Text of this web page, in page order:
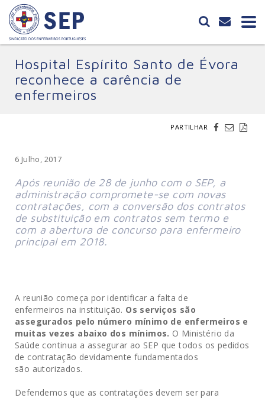
Hospital Espírito Santo de Évora
reconhece a carência de
enfermeiros
PARTILHAR
6 Julho, 2017
Após reunião de 28 de junho com o SEP, a
administração compromete-se com novas
contratações, com a conversão dos contratos
de substituição em contratos sem termo e
com a abertura de concurso para enfermeiro
principal em 2018.
A reunião começa por identificar a falta de
enfermeiros na instituição. Os serviços são
assegurados pelo número mínimo de enfermeiros e
muitas vezes abaixo dos mínimos. O Ministério da
Saúde continua a assegurar ao SEP que todos os pedidos
de contratação devidamente fundamentados
são autorizados.
Defendemos que as contratações devem ser para